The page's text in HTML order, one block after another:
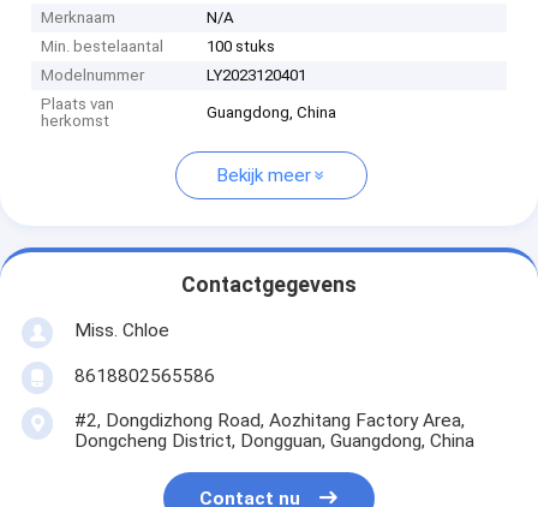
Merknaam
N/A
Min. bestelaantal
100 stuks
Modelnummer
LY2023120401
Plaats van
herkomst
Guangdong, China
Bekijk meer
Contactgegevens
Miss. Chloe
8618802565586
#2, Dongdizhong Road, Aozhitang Factory Area,
Dongcheng District, Dongguan, Guangdong, China
Contact nu